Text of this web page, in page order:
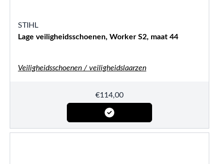
STIHL
Lage veiligheidsschoenen, Worker S2, maat 44
Veiligheidsschoenen / veiligheidslaarzen
€114,00